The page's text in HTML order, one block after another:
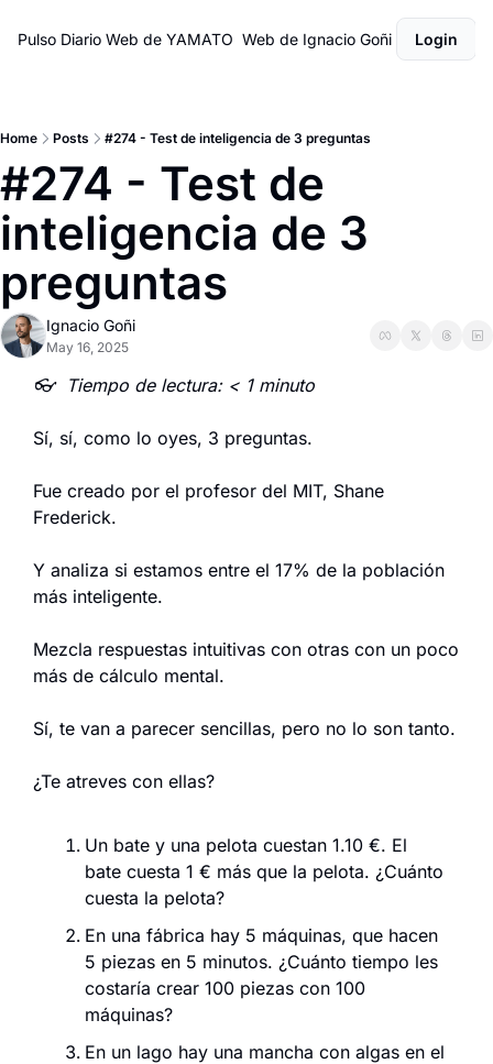
Pulso Diario Web de YAMATO Web de Ignacio Goñi Login
Home Posts #274 - Test de inteligencia de 3 preguntas
#274 - Test de
inteligencia de 3
preguntas
Ignacio Goñi
May 16, 2025
👓  Tiempo de lectura: < 1 minuto
Sí, sí, como lo oyes, 3 preguntas.
Fue creado por el profesor del MIT, Shane
Frederick.
Y analiza si estamos entre el 17% de la población
más inteligente.
Mezcla respuestas intuitivas con otras con un poco
más de cálculo mental.
Sí, te van a parecer sencillas, pero no lo son tanto.
¿Te atreves con ellas?
Un bate y una pelota cuestan 1.10 €. El
bate cuesta 1 € más que la pelota. ¿Cuánto
cuesta la pelota?
En una fábrica hay 5 máquinas, que hacen
5 piezas en 5 minutos. ¿Cuánto tiempo les
costaría crear 100 piezas con 100
máquinas?
En un lago hay una mancha con algas en el